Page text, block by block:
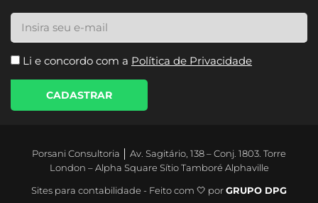
Li e concordo com a Política de Privacidade
CADASTRAR
Porsani Consultoria │ Av. Sagitário, 138 – Conj. 1803. Torre
London – Alpha Square Sítio Tamboré Alphaville
Sites para contabilidade - Feito com 🤍 porGRUPO DPG